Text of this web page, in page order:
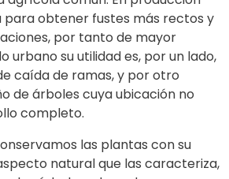
para obtener fustes más rectos y
por tanto de mayor
urbano su utilidad es, por un lado,
caída de ramas, y por otro
de árboles cuya ubicación no
completo.
las plantas con su
natural que las caracteriza,